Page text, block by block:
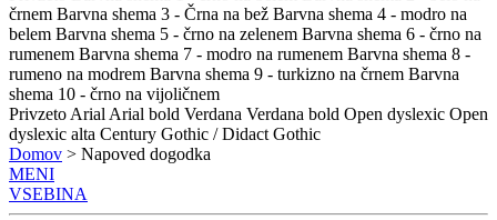
črnem Barvna shema 3 - Črna na bež Barvna shema 4 - modro na
belem Barvna shema 5 - črno na zelenem Barvna shema 6 - črno na
rumenem Barvna shema 7 - modro na rumenem Barvna shema 8 -
rumeno na modrem Barvna shema 9 - turkizno na črnem Barvna
shema 10 - črno na vijoličnem
Privzeto Arial Arial bold Verdana Verdana bold Open dyslexic Open
dyslexic alta Century Gothic / Didact Gothic
Domov > Napoved dogodka
MENI
VSEBINA